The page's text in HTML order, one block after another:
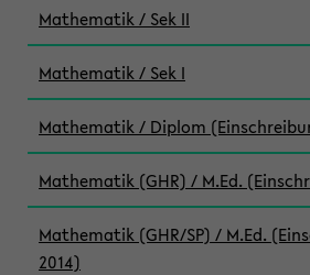
Mathematik / Sek II
Mathematik / Sek I
Mathematik / Diplom
Mathematik (GHR) / M.Ed.
Mathematik (GHR/SP) / M.Ed.
2014)